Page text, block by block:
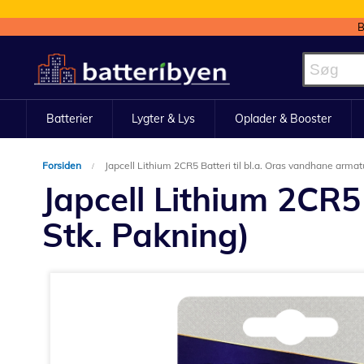
to
Content
Batterier Lygter & Lys Oplader & Booster
Forsiden Japcell Lithium 2CR5 Batteri til bl.a. Oras vandhane
Japcell Lithium
Stk. Pakning)